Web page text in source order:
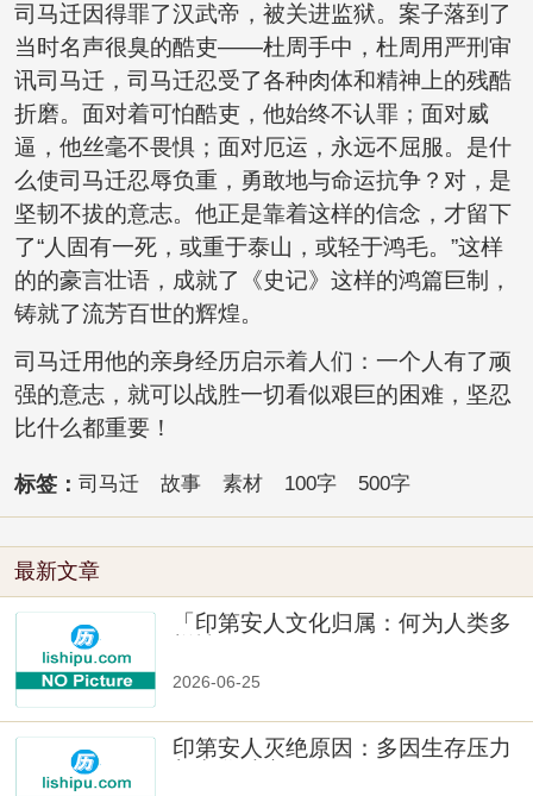
司马迁因得罪了汉武帝，被关进监狱。案子落到了
当时名声很臭的酷吏——杜周手中，杜周用严刑审
讯司马迁，司马迁忍受了各种肉体和精神上的残酷
折磨。面对着可怕酷吏，他始终不认罪；面对威
逼，他丝毫不畏惧；面对厄运，永远不屈服。是什
么使司马迁忍辱负重，勇敢地与命运抗争？对，是
坚韧不拔的意志。他正是靠着这样的信念，才留下
了“人固有一死，或重于泰山，或轻于鸿毛。”这样
的的豪言壮语，成就了《史记》这样的鸿篇巨制，
铸就了流芳百世的辉煌。
司马迁用他的亲身经历启示着人们：一个人有了顽
强的意志，就可以战胜一切看似艰巨的困难，坚忍
比什么都重要！
标签： 司马迁 故事 素材 100字 500字
最新文章
「印第安人文化归属：何为人类多
2026-06-25
印第安人灭绝原因：多因生存压力